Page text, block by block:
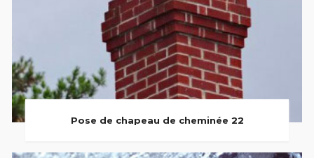
Pose de chapeau de cheminée 22